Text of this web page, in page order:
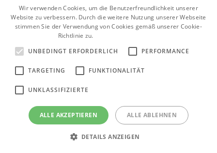
Tiefbrunnenpumpen Grundfos SP
Produktkategorie anzeigen
Grundfos Abwasserpumpen SEV
Wir verwenden Cookies, um die Benutzerfreundlichkeit unserer
Website zu verbessern. Durch die weitere Nutzung unserer Webseite
stimmen Sie der Verwendung von Cookies gemäß unserer Cookie-
Richtlinie zu.
UNBEDINGT ERFORDERLICH
PERFORMANCE
TARGETING FUNKTIONALITÄT
UNKLASSIFIZIERTE
ALLE AKZEPTIEREN ALLE ABLEHNEN
DETAILS ANZEIGEN